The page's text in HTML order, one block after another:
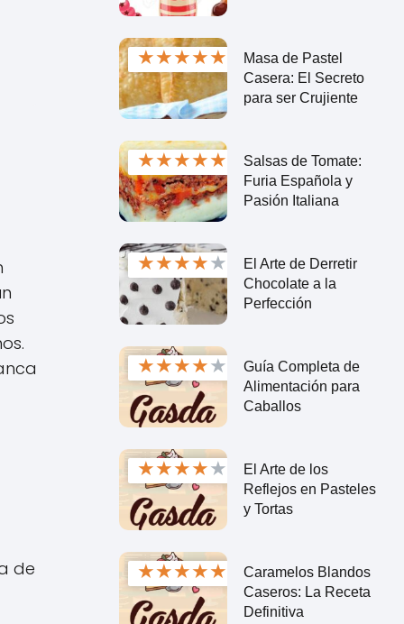
de
★★★★★
Masa de Pastel
Casera: El Secreto
para ser Crujiente
★★★★★
Salsas de Tomate:
Furia Española y
Pasión Italiana
★★★★★
El Arte de Derretir
Chocolate a la
Perfección
★★★★★
Guía Completa de
Alimentación para
Caballos
★★★★★
El Arte de los
Reflejos en Pasteles
y Tortas
★★★★★
Caramelos Blandos
Caseros: La Receta
Definitiva